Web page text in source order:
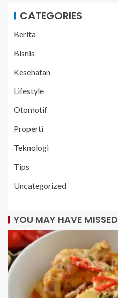
CATEGORIES
Berita
Bisnis
Kesehatan
Lifestyle
Otomotif
Properti
Teknologi
Tips
Uncategorized
YOU MAY HAVE MISSED